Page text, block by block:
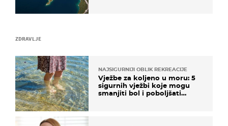
ZDRAVLJE
NAJSIGURNIJI OBLIK REKREACIJE
Vježbe za koljeno u moru: 5
sigurnih vježbi koje mogu
smanjiti bol i poboljšati